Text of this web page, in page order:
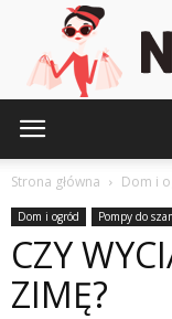
Strona główna Dom i
Dom i ogród Pompy do
CZY
ZIMĘ?